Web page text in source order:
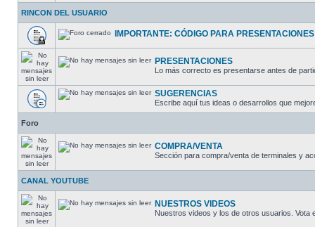
RINCON DEL USUARIO
IMPORTANTE: CÓDIGO PARA PRESENTACIONES
PRESENTACIONES
Lo más correcto es presentarse antes de
SUGERENCIAS
Escribe aquí tus ideas o desarrollos que
Foro
COMPRA/VENTA
Sección para compra/venta de terminales y
CANAL YOUTUBE
NUESTROS VIDEOS
Nuestros videos y los de otros usuarios. Vota